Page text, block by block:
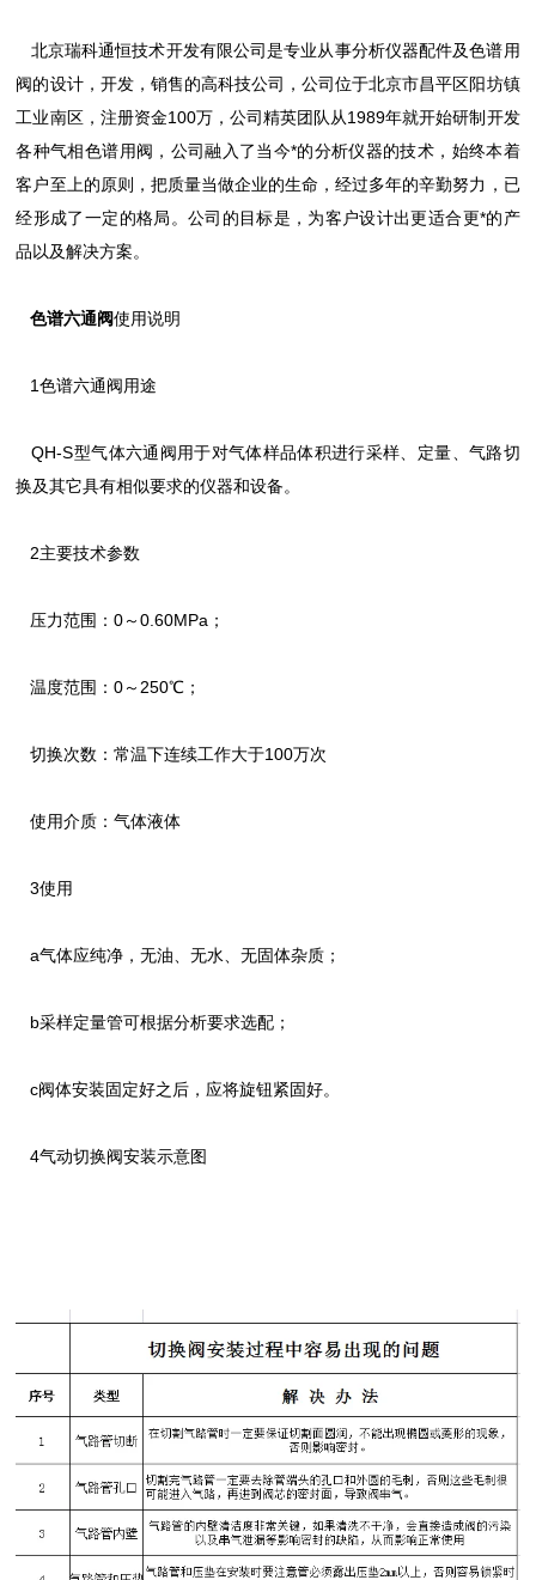
北京瑞科通恒技术开发有限公司是专业从事分析仪器配件及色谱用
阀的设计，开发，销售的高科技公司，公司位于北京市昌平区阳坊镇
工业南区，注册资金100万，公司精英团队从1989年就开始研制开发
各种气相色谱用阀，公司融入了当今*的分析仪器的技术，始终本着
客户至上的原则，把质量当做企业的生命，经过多年的辛勤努力，已
经形成了一定的格局。公司的目标是，为客户设计出更适合更*的产
品以及解决方案。
色谱六通阀使用说明
1色谱六通阀用途
QH-S型气体六通阀用于对气体样品体积进行采样、定量、气路切
换及其它具有相似要求的仪器和设备。
2主要技术参数
压力范围：0～0.60MPa；
温度范围：0～250℃；
切换次数：常温下连续工作大于100万次
使用介质：气体液体
3使用
a气体应纯净，无油、无水、无固体杂质；
b采样定量管可根据分析要求选配；
c阀体安装固定好之后，应将旋钮紧固好。
4气动切换阀安装示意图